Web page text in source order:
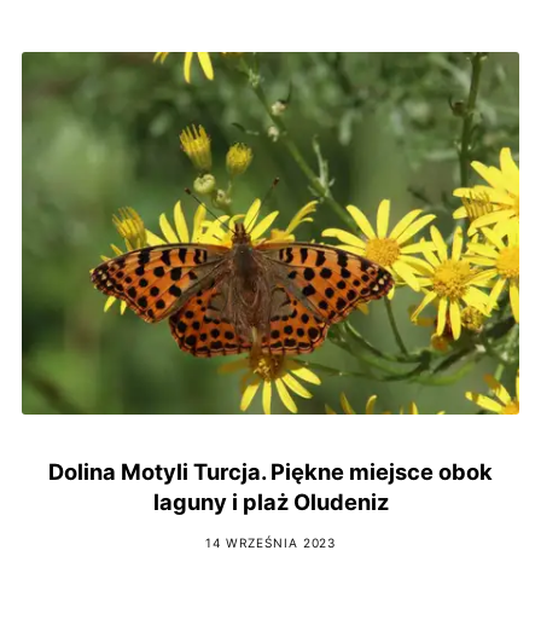
Dolina Motyli Turcja. Piękne miejsce obok
laguny i plaż Oludeniz
14 WRZEŚNIA 2023